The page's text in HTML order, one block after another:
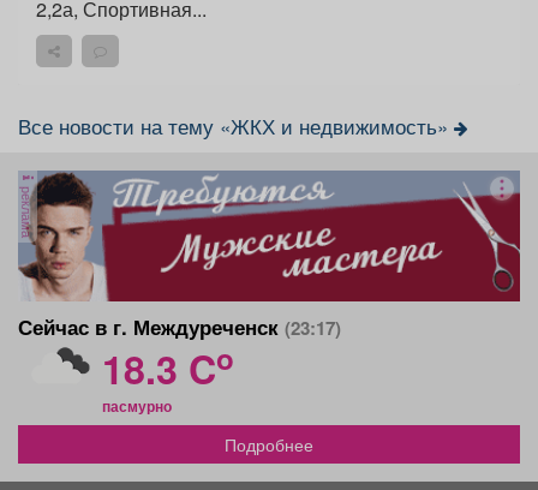
2,2а, Спортивная...
Все новости на тему «ЖКХ и недвижимость»
реклама
Сейчас в г. Междуреченск (23:17)
18.3 Co
пасмурно
Подробнее